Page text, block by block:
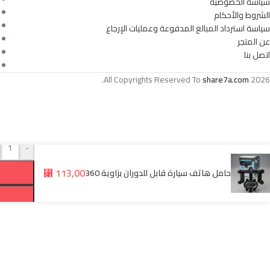
1 X طاولة قابلة للطي
- 1 x منظم صندوق سيارة جلدي
الشروط والأحكام
سياسة استرداد المبالغ المدفوعة وعمليات الإرجاع
عن المتجر
اتصل بنا
All Copyrights Reserved Toshare7a.com2026.
حامل هاتف سيارة قابل للدوران بزاوية 360 ⃁ 113,00
-